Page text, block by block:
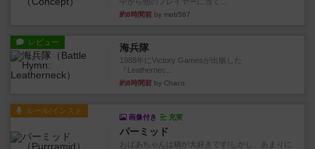
約8時間前 by mob567
レビュー 海兵隊
1988年にVictory Gamesが出版した
『Leathernec...
約8時間前 by Chaco
ルール/インスト
画像付き 充実
パーミッド
おばあちゃんは猫が大好きです!しかし、あまりに